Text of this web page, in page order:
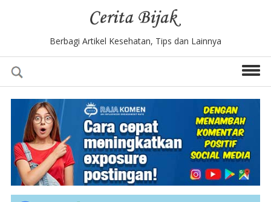
Berbagi Artikel Kesehatan, Tips dan Lainnya